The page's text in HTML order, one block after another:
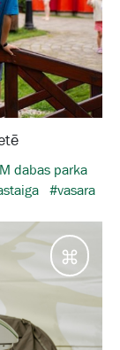
dabas parka
#vasara